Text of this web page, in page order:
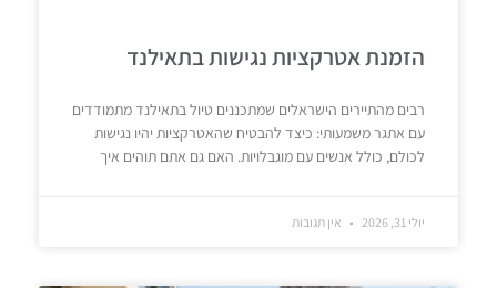
הזמנת אטרקציות נגישות בתאילנד
רבים מהתיירים הישראלים שמתכננים טיול בתאילנד מתמודדים
עם אתגר משמעותי: כיצד להבטיח שהאטרקציות יהיו נגישות
לכולם, כולל אנשים עם מוגבלויות. האם גם אתם תוהים איך
יולי 31, 2026 אין תגובות